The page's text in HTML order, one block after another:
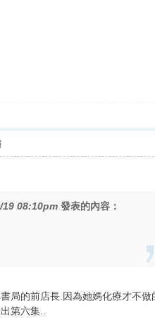
19 08:10pm 發表的內容：
局的前店長.因為她媽化療才不
第六集..